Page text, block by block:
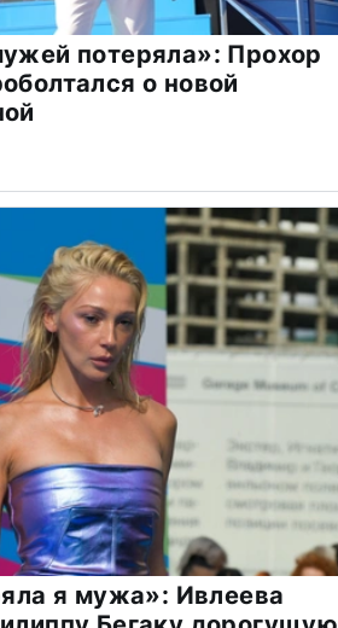
потеряла»: Прохор
о новой
я мужа»: Ивлеева